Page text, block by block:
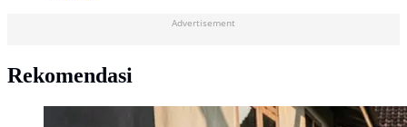
Advertisement
Rekomendasi